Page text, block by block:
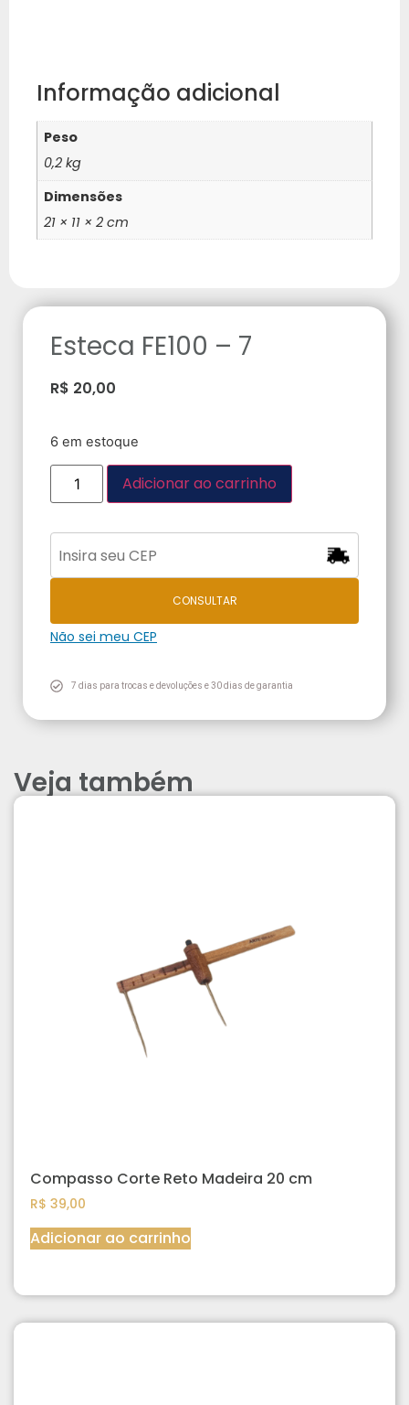
Informação adicional
Peso
0,2 kg
Dimensões
21 × 11 × 2 cm
Esteca FE100 – 7
R$ 20,00
6 em estoque
Adicionar ao carrinho
CONSULTAR
Não sei meu CEP
7 dias para trocas e devoluções e 30 dias de garantia
Veja também
Compasso Corte Reto Madeira 20 cm
R$ 39,00
Adicionar ao carrinho